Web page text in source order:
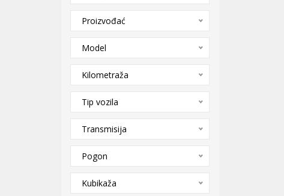
Proizvođać
Model
Kilometraža
Tip vozila
Transmisija
Pogon
Kubikaža